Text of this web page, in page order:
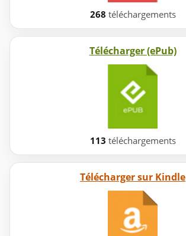
268 téléchargements
Télécharger (ePub)
113 téléchargements
Télécharger sur Kindle